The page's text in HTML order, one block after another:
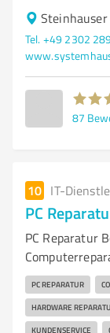
Tel. +49 2302
87
10 IT-
PC
PC Reparatur
PC REPARATUR
HARDWARE
KUNDENSERVICE